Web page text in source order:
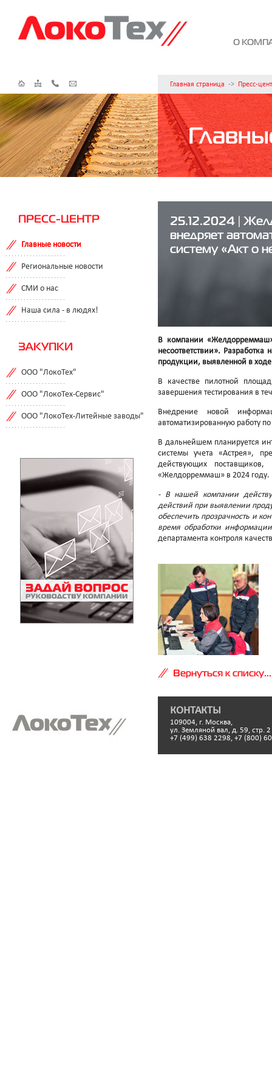
О
Главная страница -> Пресс-
ПРЕСС-ЦЕНТР
Главные новости
Региональные новости
СМИ о нас
Наша сила - в людях!
ЗАКУПКИ
ООО "ЛокоТех"
ООО "ЛокоТех-Сервис"
ООО "ЛокоТех-Литейные заводы"
25.12.2024 |
внедряет
систему «Акт о
В компании «Желдорреммаш»
несоответствии».
продукции, выявленной в ходе
В качестве пилотной
завершения тестирования в
Внедрение новой
автоматизированную работу
В дальнейшем планируется
системы учета «Астрея»,
действующих
«Желдорреммаш» в 2024 году.
- В нашей компании
действий при выявлении
обеспечить прозрачность и
время обработки
департамента контроля
Вернуться к списку...
КОНТАКТЫ
109004, г. Москва,
ул. Земляной вал, д. 59, стр. 2
+7 (499) 638 2298, +7 (800)